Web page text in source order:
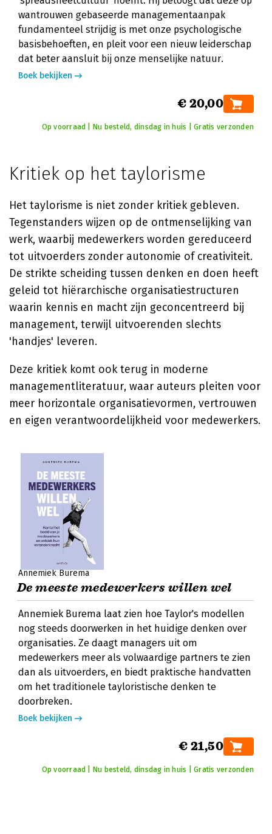
wantrouwen gebaseerde managementaanpak
fundamenteel strijdig is met onze psychologische
basisbehoeften, en pleit voor een nieuw leiderschap
dat beter aansluit bij onze menselijke natuur.
Boek bekijken
€ 20,00
Op voorraad | Nu besteld, dinsdag in huis | Gratis verzonden
Kritiek op het taylorisme
Het taylorisme is niet zonder kritiek gebleven.
Tegenstanders wijzen op de ontmenselijking van
werk, waarbij medewerkers worden gereduceerd
tot uitvoerders zonder autonomie of creativiteit.
De strikte scheiding tussen denken en doen heeft
geleid tot hiërarchische organisatiestructuren
waarin kennis en macht zijn geconcentreerd bij
management, terwijl uitvoerenden slechts
'handjes' leveren.
Deze kritiek komt ook terug in moderne
managementliteratuur, waar auteurs pleiten voor
meer horizontale organisatievormen, vertrouwen
en eigen verantwoordelijkheid voor medewerkers.
Annemiek Burema
De meeste medewerkers willen wel
Annemiek Burema laat zien hoe Taylor's modellen
nog steeds doorwerken in het huidige denken over
organisaties. Ze daagt managers uit om
medewerkers meer als volwaardige partners te zien
dan als uitvoerders, en biedt praktische handvatten
om het traditionele tayloristische denken te
doorbreken.
Boek bekijken
€ 21,50
Op voorraad | Nu besteld, dinsdag in huis | Gratis verzonden